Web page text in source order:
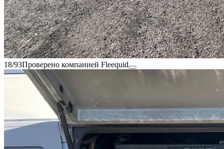
18/93Проверено компанией Fleequid